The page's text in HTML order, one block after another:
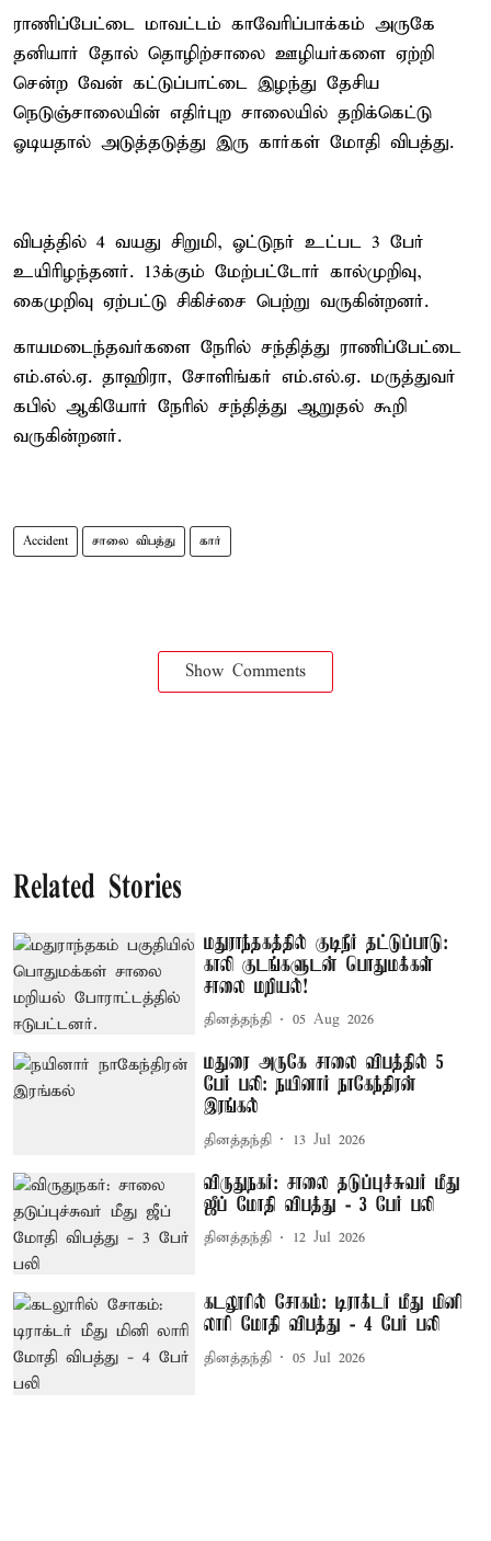
ராணிப்பேட்டை மாவட்டம் காவேரிப்பாக்கம் அருகே
தனியார் தோல் தொழிற்சாலை ஊழியர்களை ஏற்றி
சென்ற வேன் கட்டுப்பாட்டை இழந்து தேசிய
நெடுஞ்சாலையின் எதிர்புற சாலையில் தறிக்கெட்டு
ஓடியதால் அடுத்தடுத்து இரு கார்கள் மோதி விபத்து.
விபத்தில் 4 வயது சிறுமி, ஓட்டுநர் உட்பட 3 பேர்
உயிரிழந்தனர். 13க்கும் மேற்பட்டோர் கால்முறிவு,
கைமுறிவு ஏற்பட்டு சிகிச்சை பெற்று வருகின்றனர்.
காயமடைந்தவர்களை நேரில் சந்தித்து ராணிப்பேட்டை
எம்.எல்.ஏ. தாஹிரா, சோளிங்கர் எம்.எல்.ஏ. மருத்துவர்
கபில் ஆகியோர் நேரில் சந்தித்து ஆறுதல் கூறி
வருகின்றனர்.
Accident சாலை விபத்து கார்
Show Comments
Related Stories
மதுராந்தகத்தில் குடிநீர் தட்டுப்பாடு:
காலி குடங்களுடன் பொதுமக்கள்
சாலை மறியல்!
தினத்தந்தி 05 Aug 2026
மதுரை அருகே சாலை விபத்தில் 5
பேர் பலி: நயினார் நாகேந்திரன்
இரங்கல்
தினத்தந்தி 13 Jul 2026
விருதுநகர்: சாலை தடுப்புச்சுவர் மீது
ஜீப் மோதி விபத்து - 3 பேர் பலி
தினத்தந்தி 12 Jul 2026
கடலூரில் சோகம்: டிராக்டர் மீது மினி
லாரி மோதி விபத்து - 4 பேர் பலி
தினத்தந்தி 05 Jul 2026